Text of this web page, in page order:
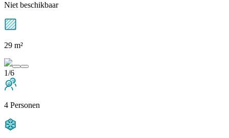
Niet beschikbaar
29 m²
1/6
4 Personen